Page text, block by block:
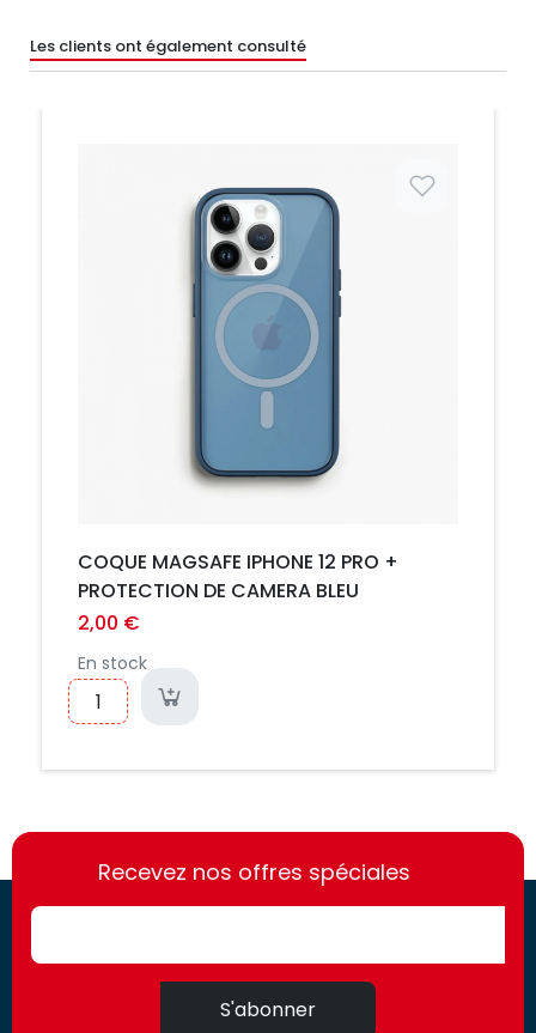
Les clients ont également consulté
COQUE MAGSAFE IPHONE 12 PRO +
PROTECTION DE CAMERA BLEU
2,00 €
En stock
https://france-
access.fr
https://france-
access.fr
Recevez nos offres spéciales
S'abonner